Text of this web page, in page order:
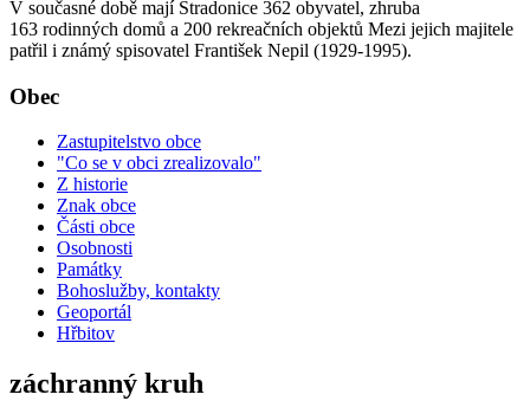
V současné době mají Stradonice 362 obyvatel, zhruba
163 rodinných domů a 200 rekreačních objektů Mezi jejich majitele
patřil i známý spisovatel František Nepil (1929-1995).
Obec
Zastupitelstvo obce
"Co se v obci zrealizovalo"
Z historie
Znak obce
Části obce
Osobnosti
Památky
Bohoslužby, kontakty
Geoportál
Hřbitov
záchranný kruh